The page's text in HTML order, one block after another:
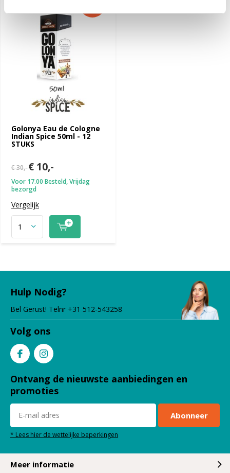
Golonya Eau de Cologne
Indian Spice 50ml - 12
STUKS
€ 30,-€ 10,-
Voor 17.00 Besteld, Vrijdag
bezorgd
Vergelijk
Hulp Nodig?
Bel Gerust! Telnr +31 512-543258
Volg ons
Ontvang de nieuwste aanbiedingen en
promoties
Abonneer
* Lees hier de wettelijke beperkingen
Meer informatie